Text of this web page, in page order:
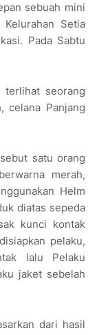
sebuah mini
Setia
Pada Sabtu
terlihat seorang
celana Panjang
satu orang
merah,
Helm
diatas sepeda
kunci kontak
pelaku,
lalu Pelaku
jaket sebelah
dari hasil